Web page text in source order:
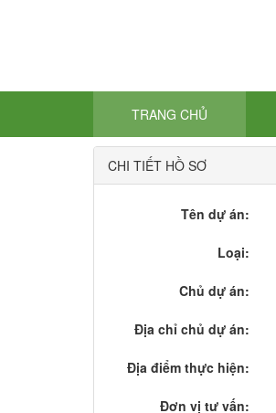
TRANG CHỦ
CHI TIẾT HỒ SƠ
Tên dự án:
Loại:
Chủ dự án:
Địa chỉ chủ dự án:
Địa điểm thực hiện:
Đơn vị tư vấn: